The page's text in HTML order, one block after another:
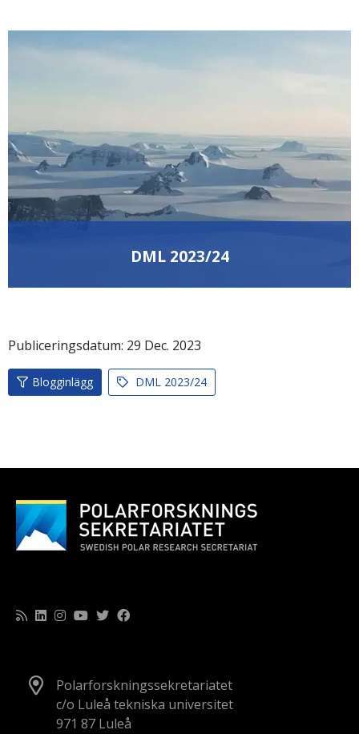
DML 2023/24
Publiceringsdatum: 29 Dec. 2023
Blogginlägg DML 2023/24
Polarforskningssekretariatet
c/o Luleå tekniska universitet
971 87 Luleå